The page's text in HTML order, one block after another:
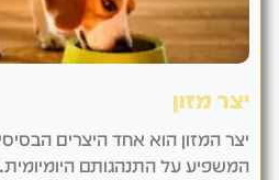
יצר מזון
יצר המזון הוא אחד היצרים
המשפיע על התנהגותם